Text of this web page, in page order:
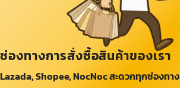
ช่องทางการสั่งซื้อสินค้าของเรา
Lazada, Shopee, NocNoc สะดวกทุกช่องทาง